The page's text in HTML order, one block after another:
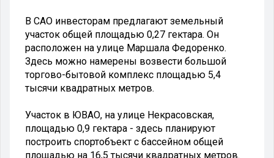
В САО инвесторам предлагают земельный
участок общей площадью 0,27 гектара. Он
расположен на улице Маршала Федоренко.
Здесь можно намерены возвести большой
торгово-бытовой комплекс площадью 5,4
тысячи квадратных метров.
Участок в ЮВАО, на улице Некрасовская,
площадью 0,9 гектара - здесь планируют
построить спортобъект с бассейном общей
площадью на 16,5 тысячи квадратных метров.